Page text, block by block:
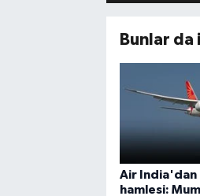
Bunlar
Air India'dan
hamlesi: